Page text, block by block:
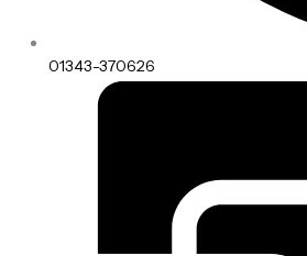
01343-370626